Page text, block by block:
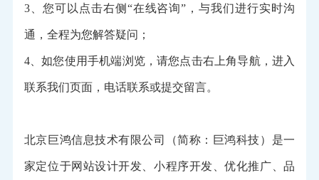
3、您可以点击右侧“在线咨询”，与我们进行实时沟
通，全程为您解答疑问；
4、如您使用手机端浏览，请您点击右上角导航，进入
联系我们页面，电话联系或提交留言。
北京巨鸿信息技术有限公司（简称：巨鸿科技）是一
家定位于网站设计开发、小程序开发、优化推广、品